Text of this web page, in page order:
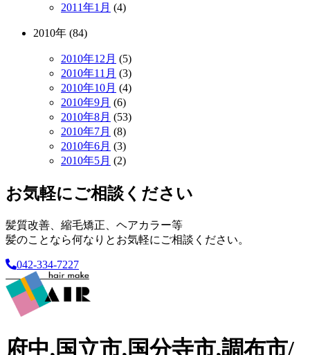
2011年1月 (4)
2010年 (84)
2010年12月 (5)
2010年11月 (3)
2010年10月 (4)
2010年9月 (6)
2010年8月 (53)
2010年7月 (8)
2010年6月 (3)
2010年5月 (2)
お気軽にご相談ください
髪質改善、縮毛矯正、ヘアカラー等
髪のことなら何なりとお気軽にご相談ください。
042-334-7227
府中,国立市,国分寺市,調布市/